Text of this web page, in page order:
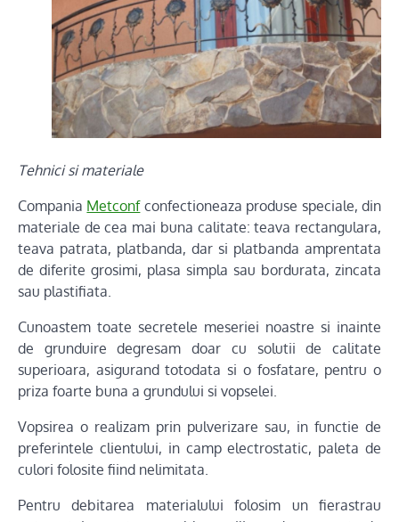
Tehnici si materiale
Compania Metconfconfectioneaza produse speciale, din
materiale de cea mai buna calitate: teava rectangulara,
teava patrata, platbanda, dar si platbanda amprentata
de diferite grosimi, plasa simpla sau bordurata, zincata
sau plastifiata.
Cunoastem toate secretele meseriei noastre si inainte
de grunduire degresam doar cu solutii de calitate
superioara, asigurand totodata si o fosfatare, pentru o
priza foarte buna a grundului si vopselei.
Vopsirea o realizam prin pulverizare sau, in functie de
preferintele clientului, in camp electrostatic, paleta de
culori folosite fiind nelimitata.
Pentru debitarea materialului folosim un fierastrau